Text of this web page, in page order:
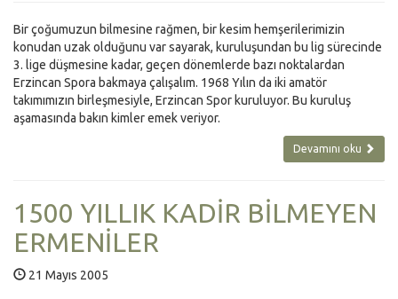
Bir çoğumuzun bilmesine rağmen, bir kesim hemşerilerimizin
konudan uzak olduğunu var sayarak, kuruluşundan bu lig sürecinde
3. lige düşmesine kadar, geçen dönemlerde bazı noktalardan
Erzincan Spora bakmaya çalışalım. 1968 Yılın da iki amatör
takımımızın birleşmesiyle, Erzincan Spor kuruluyor. Bu kuruluş
aşamasında bakın kimler emek veriyor.
Devamını oku
1500 YILLIK KADİR BİLMEYEN
ERMENİLER
21 Mayıs 2005